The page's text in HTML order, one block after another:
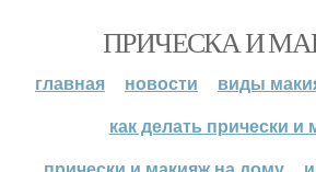
ПРИЧЕСКА И
главная новости
виды
как делать прически и